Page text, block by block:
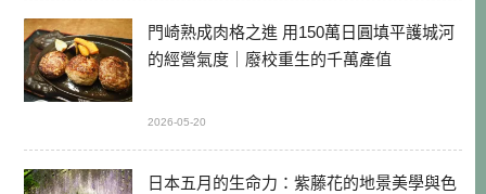
門崎熟成肉格之進 用150萬日圓填平護城河
的經營氣度｜廢校重生的千萬產值
2026-05-20
日本五月的生命力：紫藤花的地景美學與色